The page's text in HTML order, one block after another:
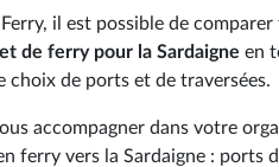
il est possible de
de ferry pour la Sardaigne en
choix de ports et de traversées.
accompagner dans votre
ferry vers la Sardaigne : ports